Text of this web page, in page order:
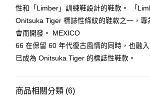
付款後全家取貨
每筆NT$80，滿NT$6,000(含以上)免運費
萊爾富取貨付款
每筆NT$80，滿NT$6,000(含以上)免運費
每筆NT$80，滿NT$6,000(含以上)免運費
性和「Limber」訓練鞋設計的鞋款。 「
Onitsuka Tiger 標誌性條紋的鞋款之一，
會而開發。 MEXICO
66 在保留 60 年代復古風情的同時，也融
已成為 Onitsuka Tiger 的標誌性鞋款。
商品相關分類 (6)